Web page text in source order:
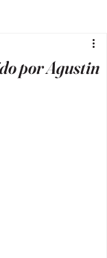
por Agustin